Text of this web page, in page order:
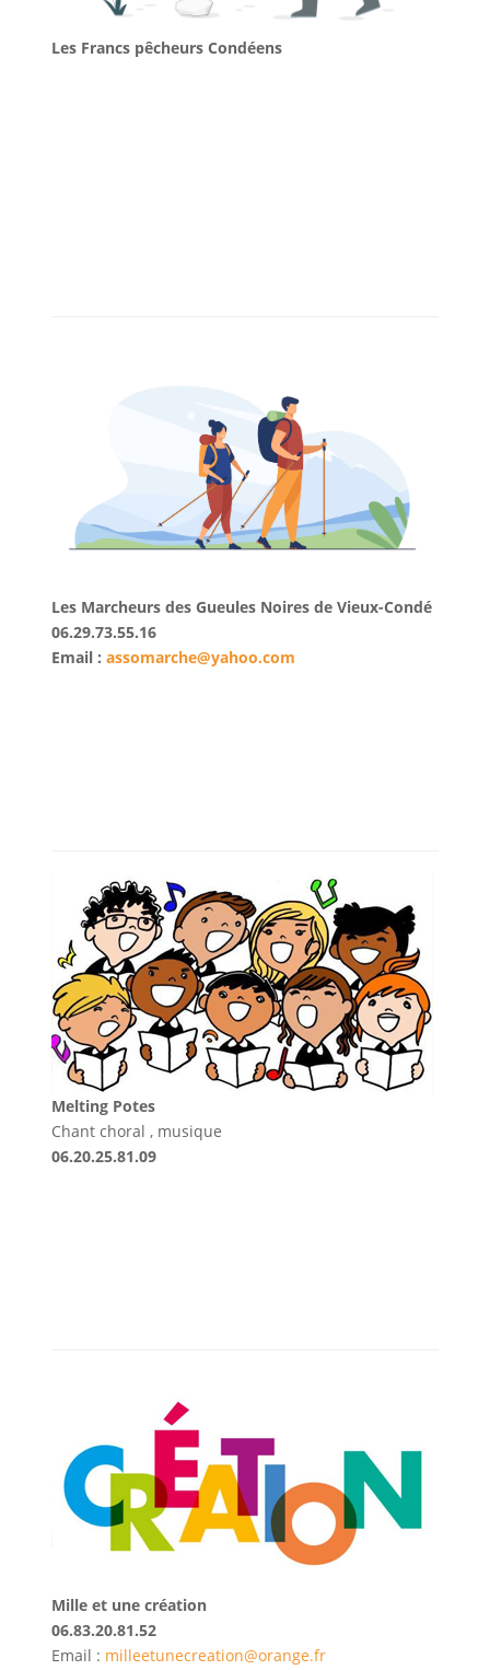
Les Francs pêcheurs Condéens
Les Marcheurs des Gueules Noires de Vieux-Condé
06.29.73.55.16
Email : assomarche@yahoo.com
Melting Potes
Chant choral , musique
06.20.25.81.09
Mille et une création
06.83.20.81.52
Email : milleetunecreation@orange.fr